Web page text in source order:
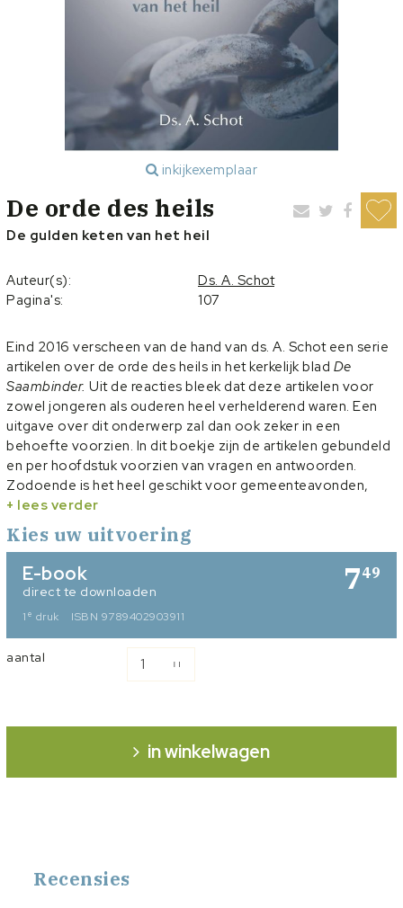
inkijkexemplaar
De orde des heils
De gulden keten van het heil
Auteur(s):
Ds. A. Schot
Pagina's:
107
Eind 2016 verscheen van de hand van ds. A. Schot een serie
artikelen over de orde des heils in het kerkelijk blad De
Saambinder. Uit de reacties bleek dat deze artikelen voor
zowel jongeren als ouderen heel verhelderend waren. Een
uitgave over dit onderwerp zal dan ook zeker in een
behoefte voorzien. In dit boekje zijn de artikelen gebundeld
en per hoofdstuk voorzien van vragen en antwoorden.
Zodoende is het heel geschikt voor gemeenteavonden,
verenigingsavonden, huisgodsdienst, maar ook voor
persoonlijk gebruik. Degenen die geen vreemdeling zijn van
de toepassing van het heil zullen er veel herkenning in
vinden.
Ds. A. Schot is predikant van de gereformeerde gemeente te
+ lees verder
Kies uw uitvoering
749
E-book
direct te downloaden
1 e druk ISBN 9789402903911
aantal
in winkelwagen
Recensies